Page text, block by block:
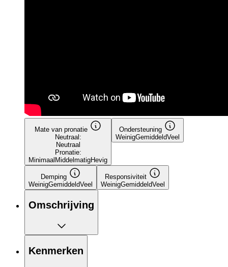
Mate van pronatie
Neutraal:
Neutraal
Pronatie:
Minimaal MiddelmatigHevig
Ondersteuning
WeinigGemiddeldVeel
Demping
WeinigGemiddeldVeel
Responsiviteit
WeinigGemiddeldVeel
Omschrijving
Kenmerken